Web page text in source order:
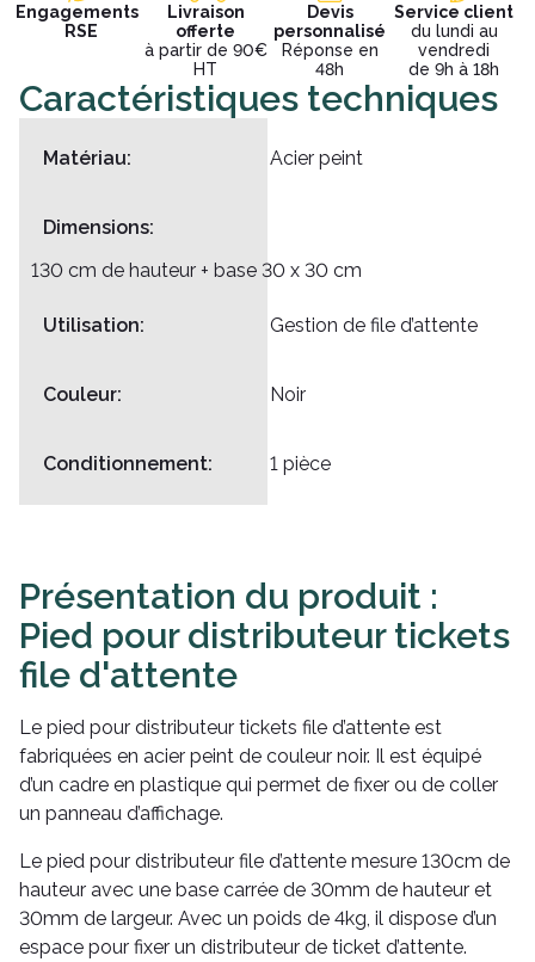
Engagements
RSE
Livraison
offerte
à partir de 90€
HT
Devis
personnalisé
Réponse en
48h
Service client
du lundi au
vendredi
de 9h à 18h
Caractéristiques techniques
Matériau: Acier peint
Dimensions:
130 cm de hauteur + base 30 x 30 cm
Utilisation: Gestion de file d’attente
Couleur: Noir
Conditionnement: 1 pièce
Présentation du produit :
Pied pour distributeur tickets
file d'attente
Le pied pour distributeur tickets file d’attente est
fabriquées en acier peint de couleur noir. Il est équipé
d’un cadre en plastique qui permet de fixer ou de coller
un panneau d’affichage.
Le pied pour distributeur file d’attente mesure 130cm de
hauteur avec une base carrée de 30mm de hauteur et
30mm de largeur. Avec un poids de 4kg, il dispose d’un
espace pour fixer un distributeur de ticket d’attente.